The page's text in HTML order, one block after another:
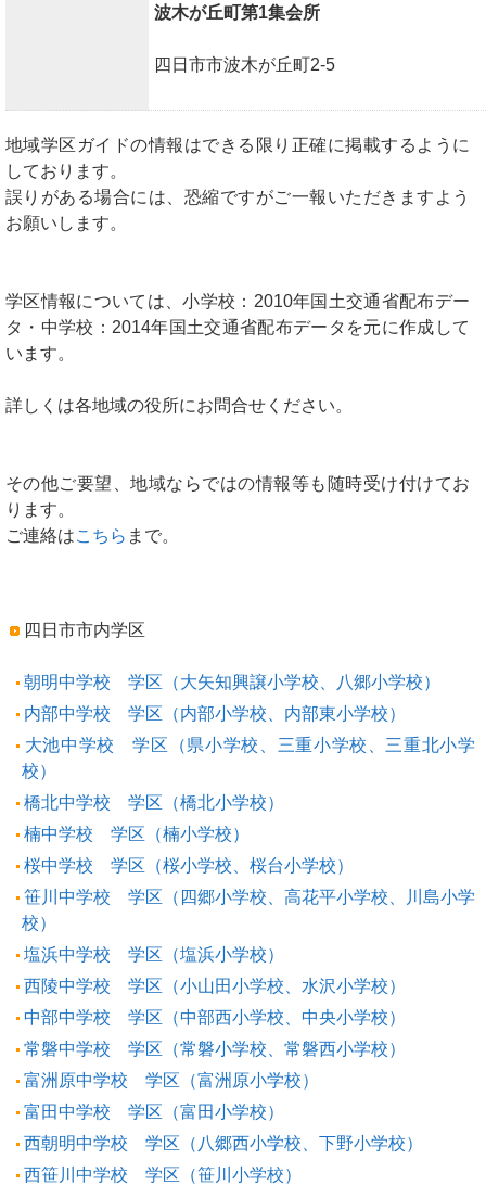
波木が丘町第1集会所
四日市市波木が丘町2-5
地域学区ガイドの情報はできる限り正確に掲載するように
しております。
誤りがある場合には、恐縮ですがご一報いただきますよう
お願いします。
学区情報については、小学校：2010年国土交通省配布デー
タ・中学校：2014年国土交通省配布データを元に作成して
います。
詳しくは各地域の役所にお問合せください。
その他ご要望、地域ならではの情報等も随時受け付けてお
ります。
ご連絡はこちら まで。
四日市市内学区
朝明中学校 学区（大矢知興譲小学校、八郷小学校）
内部中学校 学区（内部小学校、内部東小学校）
大池中学校 学区（県小学校、三重小学校、三重北小学
校）
橋北中学校 学区（橋北小学校）
楠中学校 学区（楠小学校）
桜中学校 学区（桜小学校、桜台小学校）
笹川中学校 学区（四郷小学校、高花平小学校、川島小学
校）
塩浜中学校 学区（塩浜小学校）
西陵中学校 学区（小山田小学校、水沢小学校）
中部中学校 学区（中部西小学校、中央小学校）
常磐中学校 学区（常磐小学校、常磐西小学校）
富洲原中学校 学区（富洲原小学校）
富田中学校 学区（富田小学校）
西朝明中学校 学区（八郷西小学校、下野小学校）
西笹川中学校 学区（笹川小学校）